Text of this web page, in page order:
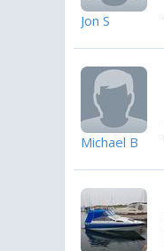
Jon S
Michael B